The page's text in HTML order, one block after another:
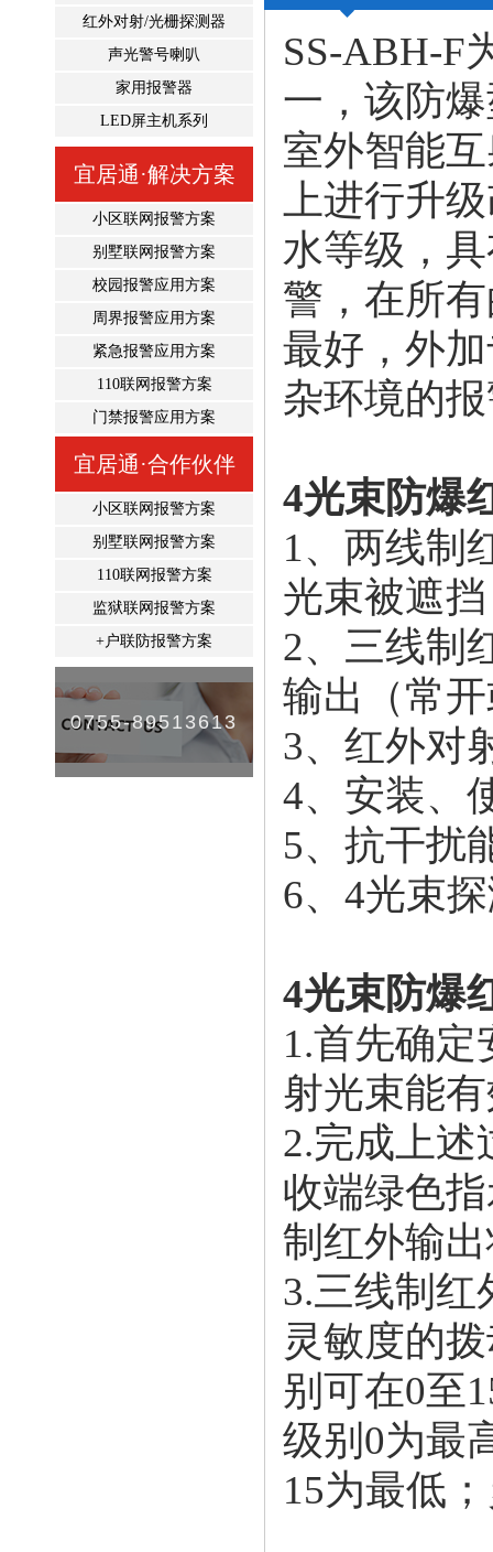
SS-ABH-F
一，该防
室外智能
上进行升
水等级，
警，在所
最好，外
杂环境的
4光束防爆
1、两线制
光束被遮
2、三线制
输出（常
3、红外对
4、安装、
5、抗干扰
6、4光束
4光束防爆
1.首先确
射光束能
2.完成上述
收端绿色
制红外输
3.三线制红
灵敏度的
别可在0至
级别0为最
15为最低
红外对射/光栅探测器
声光警号喇叭
家用报警器
LED屏主机系列
宜居通·解决方案
小区联网报警方案
别墅联网报警方案
校园报警应用方案
周界报警应用方案
紧急报警应用方案
110联网报警方案
门禁报警应用方案
宜居通·合作伙伴
小区联网报警方案
别墅联网报警方案
110联网报警方案
监狱联网报警方案
+户联防报警方案
0755-89513613